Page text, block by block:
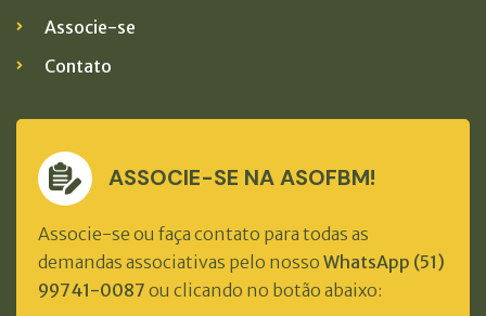
Associe-se
Contato
ASSOCIE-SE NA ASOFBM!
Associe-se ou faça contato para todas as
demandas associativas pelo nosso WhatsApp (51)
99741-0087 ou clicando no botão abaixo: